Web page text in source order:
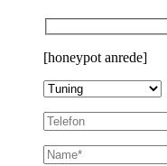
[honeypot anrede]